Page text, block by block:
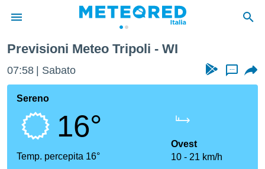
di
per
le
Previsioni Meteo Tripoli - WI
07:58 Sabato ...
Sereno
16°
Temp. percepita 16°
Ovest
10
21 km/h